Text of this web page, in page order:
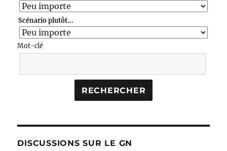
Scénario plutôt...
Mot-clé
DISCUSSIONS SUR LE GN